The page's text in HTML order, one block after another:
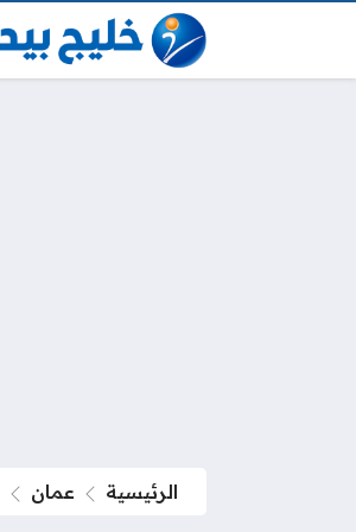
الرئيسية عمان